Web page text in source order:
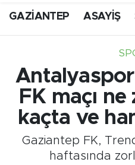
GAZİANTEP ASAYİŞ
FK maçı
kaçta ve
Gaziantep FK,
haftasında
Süper Lig Puan
Son Dakika
Haber Arşivi